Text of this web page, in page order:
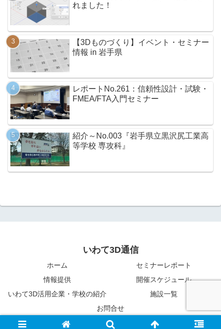
れました！
【3Dものづくり】イベント・セミナー
情報 in 岩手県
レポートNo.261：信頼性設計・試験・
FMEA/FTA入門セミナー
紹介～No.003『岩手県立黒沢尻工業高
等学校 専攻科』
いわて3D通信
ホーム
セミナーレポート
情報提供
開催スケジュール
いわて3D活用企業・学校の紹介
施設一覧
お問合せ
© 2015-2026 いわて3D通信.